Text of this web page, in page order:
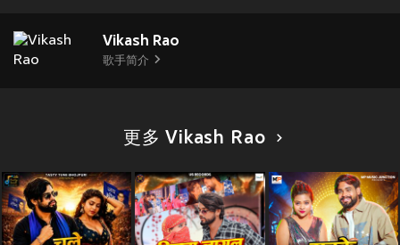
Vikash Rao
歌手简介
更多 Vikash Rao